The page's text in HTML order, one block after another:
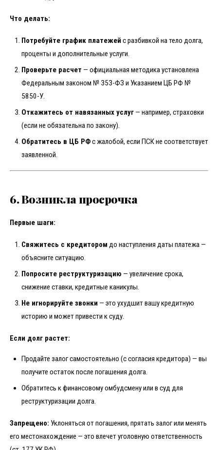
Что делать:
Потребуйте график платежей с разбивкой на тело долга,
проценты и дополнительные услуги.
Проверьте расчет — официальная методика установлена
Федеральным законом № 353-ФЗ и Указанием ЦБ РФ №
5850-У.
Откажитесь от навязанных услуг — например, страховки
(если не обязательна по закону).
Обратитесь в ЦБ РФс жалобой, если ПСК не соответствует
заявленной.
6. Возникла просрочка
Первые шаги:
Свяжитесь с кредитором до наступления даты платежа —
объясните ситуацию.
Попросите реструктуризацию — увеличение срока,
снижение ставки, кредитные каникулы.
Не игнорируйте звонки — это ухудшит вашу кредитную
историю и может привести к суду.
Если долг растет:
Продайте залог самостоятельно (с согласия кредитора) — вы
получите остаток после погашения долга.
Обратитесь к финансовому омбудсмену или в суд для
реструктуризации долга.
Запрещено: Уклоняться от погашения, прятать залог или менять
его местонахождение — это влечет уголовную ответственность